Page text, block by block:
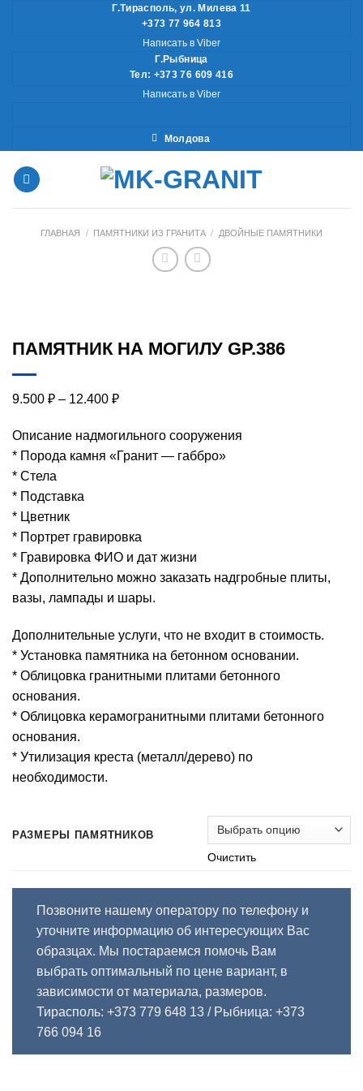
Г.Тирасполь, ул. Милева 11
+373 77 964 813
Написать в Viber
Г.Рыбница
Тел: +373 76 609 416
Написать в Viber
Молдова
ГЛАВНАЯ / ПАМЯТНИКИ ИЗ ГРАНИТА / ДВОЙНЫЕ ПАМЯТНИКИ
ПАМЯТНИК НА МОГИЛУ GP.386
9.500 ₽ – 12.400 ₽Диапазон
9.500 ₽
–
Описание надмогильного сооружения
* Порода камня «Гранит — габбро»
* Стела
* Подставка
* Цветник
* Портрет гравировка
* Гравировка ФИО и дат жизни
* Дополнительно можно заказать надгробные плиты,
вазы, лампады и шары.
Дополнительные услуги, что не входит в стоимость.
* Установка памятника на бетонном основании.
* Облицовка гранитными плитами бетонного
основания.
* Облицовка керамогранитными плитами бетонного
основания.
* Утилизация креста (металл/дерево) по
необходимости.
РАЗМЕРЫ ПАМЯТНИКОВ
Очистить
Позвоните нашему оператору по телефону и
уточните информацию об интересующих Вас
образцах. Мы постараемся помочь Вам
выбрать оптимальный по цене вариант, в
зависимости от материала, размеров.
Тирасполь: +373 779 648 13 / Рыбница: +373
766 094 16